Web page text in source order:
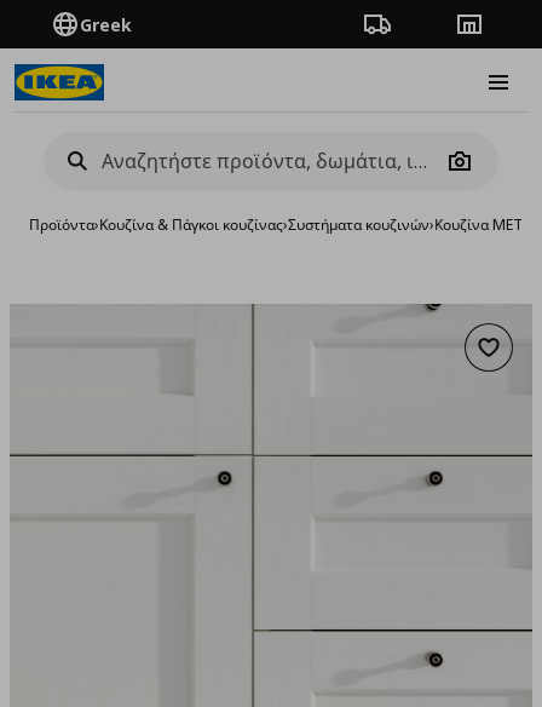
Greek Πορεία παραγγελίας
Camera
Προϊόντα›Κουζίνα & Πάγκοι κουζίνας›Συστήματα κουζινών›Κουζίνα